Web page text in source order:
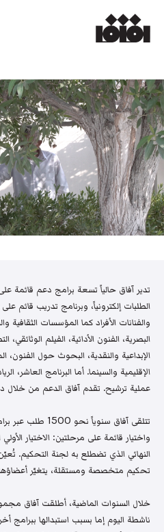
تدير آفاق حالياً تسعة برامج دعم قائمة
الطلبات إلكترونياً، وبرنامج تدريب قائم
والفنانات الأفراد كما المؤسسات الثقافية
البصرية، الفنون الأدائية، الفيلم الوثائقي،
الإبداعية والنقدية، البحوث حول الفنون،
الإقليمية والسينما. أما البرنامج العاشر،
عملية ترشيح. تقدم آفاق الدعم من خلال
تتلقى آفاق سنوياً
واختيار قائمة على مرحلتين: الاختيار
النهائي الذي تضطلع به لجنة التحكيم.
تحكيم متخصصة ومستقلة، يتغيّر
خلال السنوات الماضية، أطلقت آفاق
ناشطة اليوم إما بسبب استبدالها ببرامج